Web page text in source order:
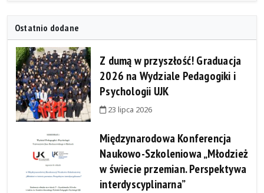
Ostatnio dodane
Z dumą w przyszłość! Graduacja
2026 na Wydziale Pedagogiki i
Psychologii UJK
23 lipca 2026
Międzynarodowa Konferencja
Naukowo-Szkoleniowa „Młodzież
w świecie przemian. Perspektywa
interdyscyplinarna”